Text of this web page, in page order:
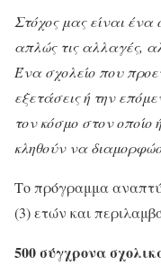
Στόχος μας είναι ένα
απλώς τις αλλαγές,
Ένα σχολείο που
εξετάσεις ή την
τον κόσμο στον οποίο
κληθούν να
Το πρόγραμμα
(3) ετών και
500 σύγχρονα